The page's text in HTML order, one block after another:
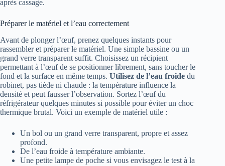
après cassage.
Préparer le matériel et l’eau correctement
Avant de plonger l’œuf, prenez quelques instants pour
rassembler et préparer le matériel. Une simple bassine ou un
grand verre transparent suffit. Choisissez un récipient
permettant à l’œuf de se positionner librement, sans toucher le
fond et la surface en même temps. Utilisez de l’eau froide du
robinet, pas tiède ni chaude : la température influence la
densité et peut fausser l’observation. Sortez l’œuf du
réfrigérateur quelques minutes si possible pour éviter un choc
thermique brutal. Voici un exemple de matériel utile :
Un bol ou un grand verre transparent, propre et assez
profond.
De l’eau froide à température ambiante.
Une petite lampe de poche si vous envisagez le test à la